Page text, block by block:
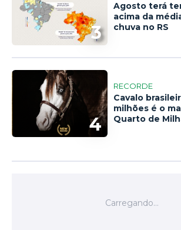
3
Agosto terá
acima da
chuva no RS
4
RECORDE
Cavalo
milhões é o
Quarto de